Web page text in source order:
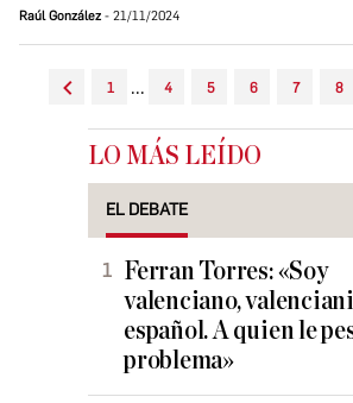
Raúl González 21/11/2024
1 ... 4 5 6 7 8
LO MÁS LEÍDO
EL DEBATE
Ferran Torres: «Soy
valenciano,
español. A quien le
problema»